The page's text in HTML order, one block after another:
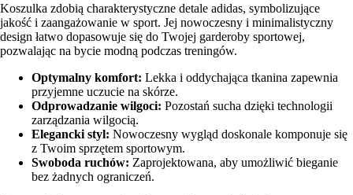
Koszulka zdobią charakterystyczne detale adidas, symbolizujące
jakość i zaangażowanie w sport. Jej nowoczesny i minimalistyczny
design łatwo dopasowuje się do Twojej garderoby sportowej,
pozwalając na bycie modną podczas treningów.
Optymalny komfort: Lekka i oddychająca tkanina zapewnia
przyjemne uczucie na skórze.
Odprowadzanie wilgoci: Pozostań sucha dzięki technologii
zarządzania wilgocią.
Elegancki styl: Nowoczesny wygląd doskonale komponuje się
z Twoim sprzętem sportowym.
Swoboda ruchów: Zaprojektowana, aby umożliwić bieganie
bez żadnych ograniczeń.